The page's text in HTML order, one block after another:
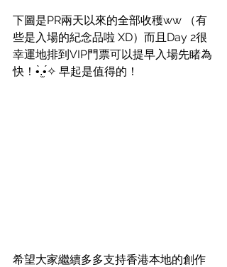
下圖是PR兩天以來的全部收穫ww （有
些是入場的紀念品啦 XD）而且Day 2很
幸運地排到VIP門票可以提早入場先睹為
快！•̀.̫•́✧ 早起是值得的！
希望大家繼續多多支持香港本地的創作